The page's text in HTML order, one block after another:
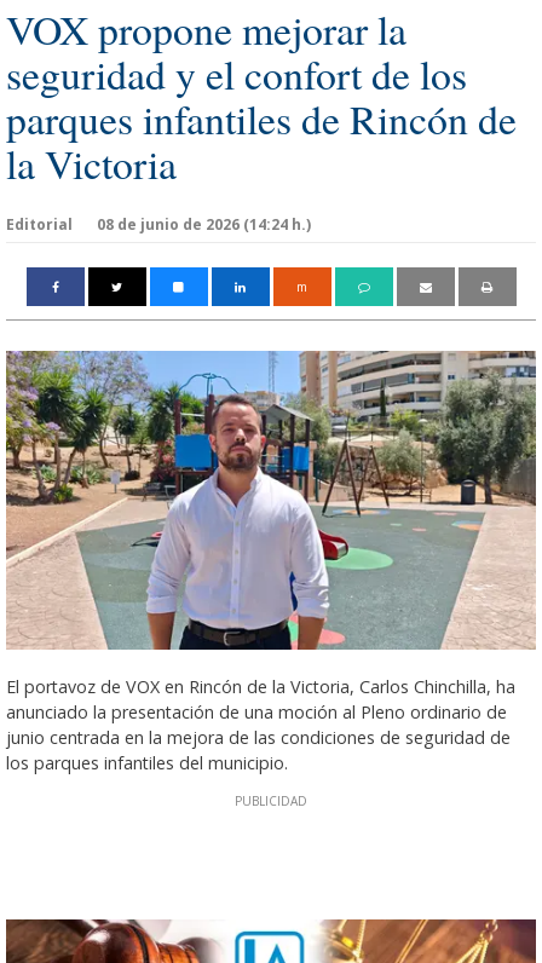
VOX propone mejorar la
seguridad y el confort de los
parques infantiles de Rincón de
la Victoria
Editorial 08 de junio de 2026 (14:24 h.)
m
El portavoz de VOX en Rincón de la Victoria, Carlos Chinchilla, ha
anunciado la presentación de una moción al Pleno ordinario de
junio centrada en la mejora de las condiciones de seguridad de
los parques infantiles del municipio.